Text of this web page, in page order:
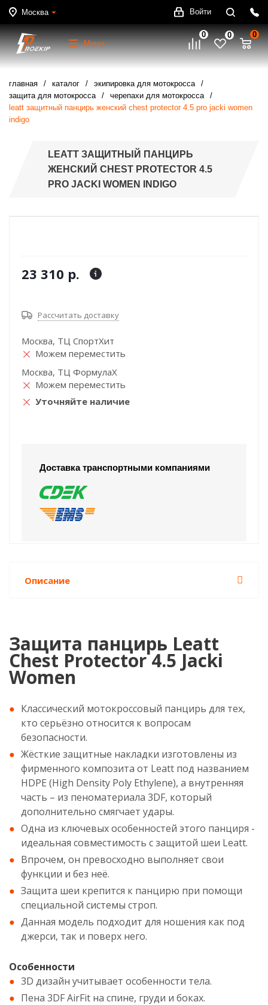
Москва Войти
Меню
0 0 0
главная каталог
экипировка для мотокросса
защита для мотокросса
черепахи для мотокросса
leatt защитный панцирь женский chest protector 4.5 pro jacki women
indigo
LEATT ЗАЩИТНЫЙ ПАНЦИРЬ
ЖЕНСКИЙ CHEST PROTECTOR 4.5
PRO JACKI WOMEN INDIGO
23 310 р.
Рассчитать доставку
Москва, ТЦ СпортХит
Можем переместить
Москва, ТЦ ФормулаХ
Можем переместить
Уточняйте наличие
Доставка транспортными компаниями
Описание
Защита панцирь Leatt
Chest Protector 4.5 Jacki
Women
Классический мотокроссовый панцирь для тех,
кто серьёзно относится к вопросам
безопасности.
Жёсткие защитные накладки изготовлены из
фирменного композита от Leatt под названием
HDPE (High Density Poly Ethylene), а внутренняя
часть – из пеноматериала 3DF, который
дополнительно смягчает удары.
Одна из ключевых особенностей этого панциря -
идеальная совместимость с защитой шеи Leatt.
Впрочем, он превосходно выполняет свои
функции и без неё.
Защита шеи крепится к панцирю при помощи
специальной системы строп.
Данная модель подходит для ношения как под
джерси, так и поверх него.
Особенности
3D дизайн учитывает особенности тела.
Пена 3DF AirFit на спине, груди и боках.